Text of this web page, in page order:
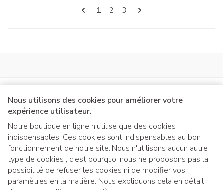
Nous utilisons des cookies pour améliorer votre
expérience utilisateur.
Notre boutique en ligne n'utilise que des cookies
indispensables. Ces cookies sont indispensables au bon
fonctionnement de notre site. Nous n'utilisons aucun autre
type de cookies ; c'est pourquoi nous ne proposons pas la
possibilité de refuser les cookies ni de modifier vos
paramètres en la matière. Nous expliquons cela en détail
Pages
Vous lisez actuellement la page
1 Page
2 Page
3
Liens légaux